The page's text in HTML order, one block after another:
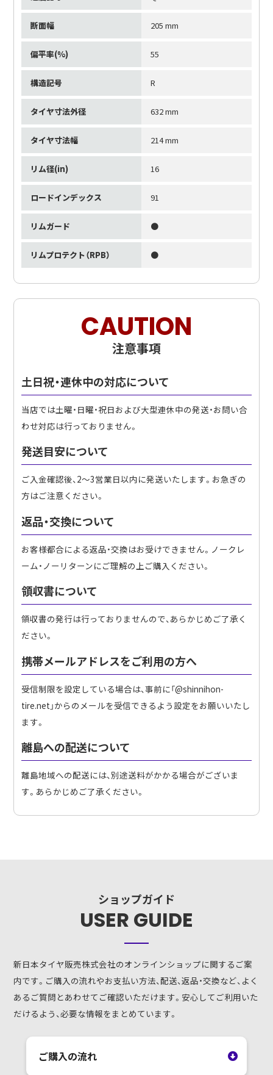
断面幅 205 mm
偏平率(%) 55
構造記号 R
タイヤ寸法外径 632 mm
タイヤ寸法幅 214 mm
リム径(in) 16
ロードインデックス 91
リムガード ●
リムプロテクト（RPB） ●
CAUTION
注意事項
土日祝・連休中の対応について
当店では土曜・日曜・祝日および大型連休中の発送・お問い合
わせ対応は行っておりません。
発送目安について
ご入金確認後、2〜3営業日以内に発送いたします。お急ぎの
方はご注意ください。
返品・交換について
お客様都合による返品・交換はお受けできません。ノークレ
ーム・ノーリターンにご理解の上ご購入ください。
領収書について
領収書の発行は行っておりませんので、あらかじめご了承く
ださい。
携帯メールアドレスをご利用の方へ
受信制限を設定している場合は、事前に「@shinnihon-
tire.net」からのメールを受信できるよう設定をお願いいたし
ます。
離島への配送について
離島地域への配送には、別途送料がかかる場合がございま
す。あらかじめご了承ください。
ショップガイド
USER GUIDE
新日本タイヤ販売株式会社のオンラインショップに関するご案
内です。ご購入の流れやお支払い方法、配送、返品・交換など、よく
あるご質問とあわせてご確認いただけます。安心してご利用いた
だけるよう、必要な情報をまとめています。
ご購入の流れ